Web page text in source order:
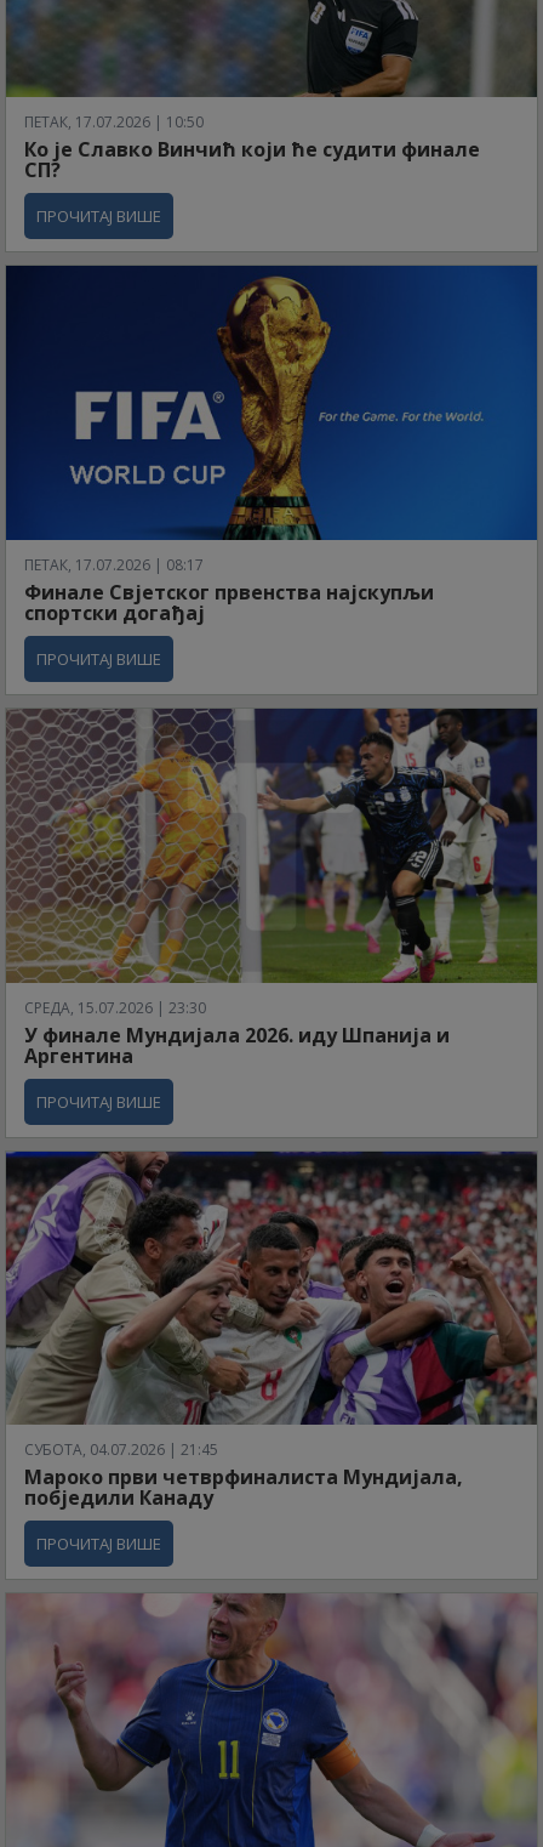
ПЕТАК, 17.07.2026 | 10:50
Ко је Славко Винчић који ће судити финале
СП?
ПРОЧИТАЈ ВИШЕ
ПЕТАК, 17.07.2026 | 08:17
Финале Свјетског првенства најскупљи
спортски догађај
ПРОЧИТАЈ ВИШЕ
СРЕДА, 15.07.2026 | 23:30
У финале Мундијала 2026. иду Шпанија и
Аргентина
ПРОЧИТАЈ ВИШЕ
СУБОТА, 04.07.2026 | 21:45
Мароко први четврфиналиста Мундијала,
побједили Канаду
ПРОЧИТАЈ ВИШЕ